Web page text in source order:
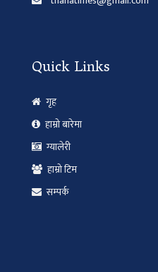
Quick Links
गृह
हाम्रो बारेमा
ग्यालेरी
हाम्रो टिम
सम्पर्क